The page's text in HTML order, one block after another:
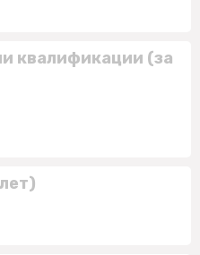
квалификации (за